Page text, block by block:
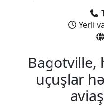
Yerli
Bagotville,
uçuşlar